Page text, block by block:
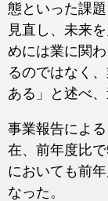
態といった課
見直し、未来
めには業に関
るのではなく
ある」と述べ
事業報告によ
在、前年度比
においても前
なった。